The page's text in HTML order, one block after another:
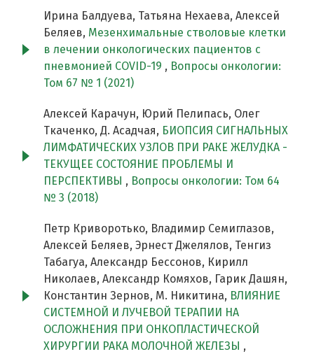
Ирина Балдуева, Татьяна Нехаева, Алексей
Беляев, Мезенхимальные стволовые клетки
в лечении онкологических пациентов с
пневмонией COVID-19 , Вопросы онкологии:
Том 67 № 1 (2021)
Алексей Карачун, Юрий Пелипась, Олег
Ткаченко, Д. Асадчая, БИОПСИЯ СИГНАЛЬНЫХ
ЛИМФАТИЧЕСКИХ УЗЛОВ ПРИ РАКЕ ЖЕЛУДКА -
ТЕКУЩЕЕ СОСТОЯНИЕ ПРОБЛЕМЫ И
ПЕРСПЕКТИВЫ , Вопросы онкологии: Том 64
№ 3 (2018)
Петр Криворотько, Владимир Семиглазов,
Алексей Беляев, Эрнест Джелялов, Тенгиз
Табагуа, Александр Бессонов, Кирилл
Николаев, Александр Комяхов, Гарик Дашян,
Константин Зернов, М. Никитина, ВЛИЯНИЕ
СИСТЕМНОЙ И ЛУЧЕВОЙ ТЕРАПИИ НА
ОСЛОЖНЕНИЯ ПРИ ОНКОПЛАСТИЧЕСКОЙ
ХИРУРГИИ РАКА МОЛОЧНОЙ ЖЕЛЕЗЫ ,